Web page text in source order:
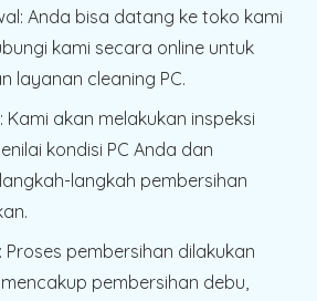
: Anda bisa datang ke toko kami
kami secara online untuk
layanan cleaning PC.
: Kami akan melakukan inspeksi
kondisi PC Anda dan
langkah pembersihan
: Proses pembersihan dilakukan
pembersihan debu,